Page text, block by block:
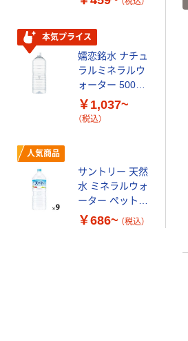
本気プライス
嬬恋銘水 ナチュ
ラルミネラルウ
ォーター 500ml
キャップシール
付き／2Lラベル
￥1,037~
（税込）
人気商品
サントリー 天然
水 ミネラルウォ
ーター ペットボ
トル
￥686~ （税込）